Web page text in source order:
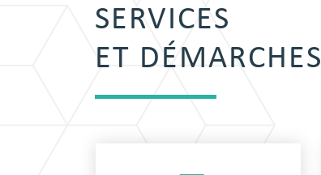
SERVICES
ET DÉMARCHES